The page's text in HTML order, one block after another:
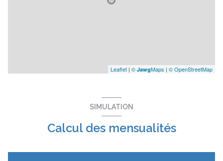
Leaflet | © JawgMaps | © OpenStreetMap
SIMULATION
Calcul des mensualités